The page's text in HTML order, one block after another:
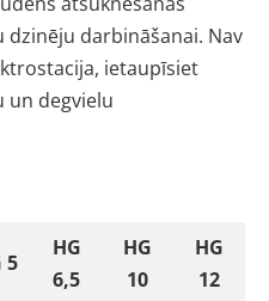
dzinēju darbināšanai. Nav
ietaupīsiet
un degvielu
5
HG
6,5
HG
10
HG
12